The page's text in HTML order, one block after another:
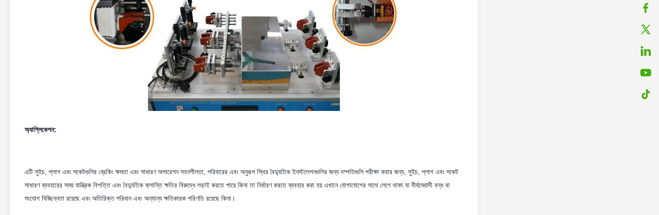
অ্যাপ্লিকেশন:
এটি সুইচ, প্লাগ এবং সকেটগুলির ব্রেকিং ক্ষমতা এবং সাধারণ অপারেশন সহনশীলতা, পরিবারের এবং অনুরূপ স্থির বৈদ্যুতিক ইনস্টলেশনগুলির জন্য দম্পতিগুলি পরীক্ষা করার জন্য, সুইচ, প্লাগ এবং সকেট
সাধারণ ব্যবহারের সময় যান্ত্রিক বিপত্তি এবং বৈদ্যুতিক ক্লান্তি ক্ষতির বিরুদ্ধে লড়াই করতে পারে কিনা তা নির্ধারণ করতে ব্যবহার করা হয় এখানে যোগাযোগের সাথে লেগে থাকা বা দীর্ঘমেয়াদী বন্ধ বা
সংযোগ বিচ্ছিন্নতা রয়েছে এবং অতিরিক্ত পরিধান এবং অন্যান্য ক্ষতিকারক পরিণতি রয়েছে কিনা।